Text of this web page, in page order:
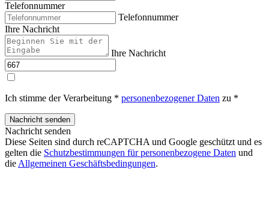
Telefonnummer
Telefonnummer
Ihre Nachricht
Ihre Nachricht
Ich stimme der Verarbeitung * personenbezogener Daten zu *
Nachricht senden
Diese Seiten sind durch reCAPTCHA und Google geschützt und es
gelten die Schutzbestimmungen für personenbezogene Daten und
die Allgemeinen Geschäftsbedingungen.